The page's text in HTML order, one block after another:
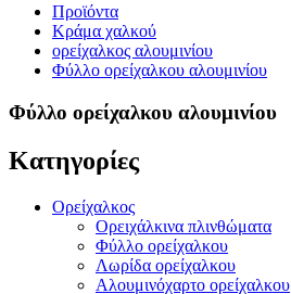
Προϊόντα
Κράμα χαλκού
ορείχαλκος αλουμινίου
Φύλλο ορείχαλκου αλουμινίου
Φύλλο ορείχαλκου αλουμινίου
Κατηγορίες
Ορείχαλκος
Ορειχάλκινα πλινθώματα
Φύλλο ορείχαλκου
Λωρίδα ορείχαλκου
Αλουμινόχαρτο ορείχαλκου